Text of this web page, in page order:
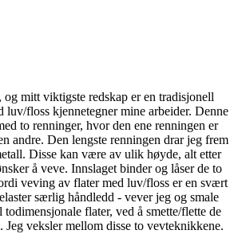
og mitt viktigste redskap er en tradisjonell
luv/floss kjennetegner mine arbeider. Denne
to renninger, hvor den ene renningen er
andre. Den lengste renningen drar jeg frem
Disse kan være av ulik høyde, alt etter
å veve. Innslaget binder og låser de to
veving av flater med luv/floss er en svært
særlig håndledd - vever jeg og smale
todimensjonale flater, ved å smette/flette de
Jeg veksler mellom disse to vevteknikkene.